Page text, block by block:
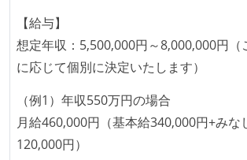
flask
データベース
fluentd
embulk google-bigquery
プロジェクト管理
asana
プロダクトの開発言語やフレームワ
成技術は、基本的に最新版より1年以
ていない
コード品質向上のための取り
本番にデプロイされるコードには、
【給与】
想定年収：5,500,000円～8,000,000円（
に応じて個別に決定いたします）
（例1）年収550万円の場合
月給460,000円（基本給340,000円+みな
120,000円）